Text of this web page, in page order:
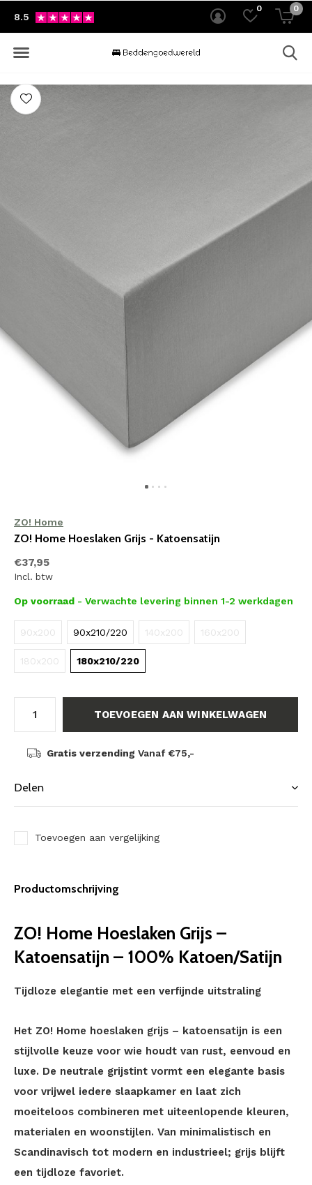
0 0
8.5
ZO! Home
ZO! Home Hoeslaken Grijs - Katoensatijn
€37,95
Incl. btw
Op voorraad - Verwachte levering binnen 1-2 werkdagen
90x200 90x210/220 140x200 160x200
180x200 180x210/220
TOEVOEGEN AAN WINKELWAGEN
Gratis verzending Vanaf €75,-
Delen
Toevoegen aan vergelijking
Productomschrijving
ZO! Home Hoeslaken Grijs –
Katoensatijn – 100% Katoen/Satijn
Tijdloze elegantie met een verfijnde uitstraling
Het ZO! Home hoeslaken grijs – katoensatijn is een
stijlvolle keuze voor wie houdt van rust, eenvoud en
luxe. De neutrale grijstint vormt een elegante basis
voor vrijwel iedere slaapkamer en laat zich
moeiteloos combineren met uiteenlopende kleuren,
materialen en woonstijlen. Van minimalistisch en
Scandinavisch tot modern en industrieel; grijs blijft
een tijdloze favoriet.